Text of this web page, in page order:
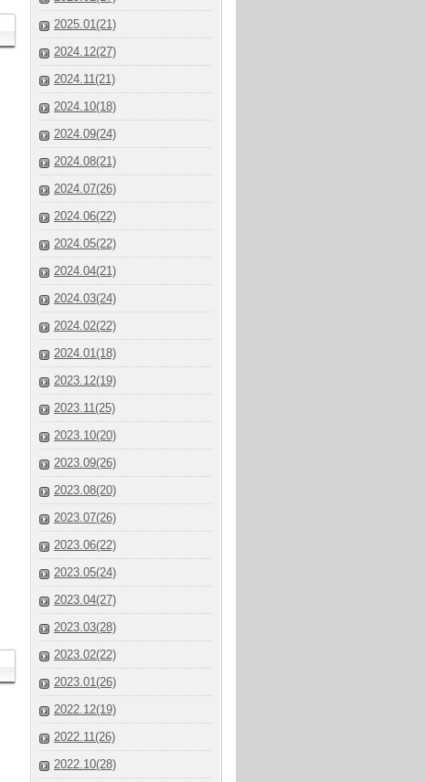
2025.01(21)
2024.12(27)
2024.11(21)
2024.10(18)
2024.09(24)
2024.08(21)
2024.07(26)
2024.06(22)
2024.05(22)
2024.04(21)
2024.03(24)
2024.02(22)
2024.01(18)
2023.12(19)
2023.11(25)
2023.10(20)
2023.09(26)
2023.08(20)
2023.07(26)
2023.06(22)
2023.05(24)
2023.04(27)
2023.03(28)
2023.02(22)
2023.01(26)
2022.12(19)
2022.11(26)
2022.10(28)